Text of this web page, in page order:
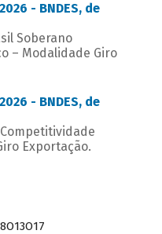
- BNDES, de
Soberano
– Modalidade Giro
- BNDES, de
Exportação.